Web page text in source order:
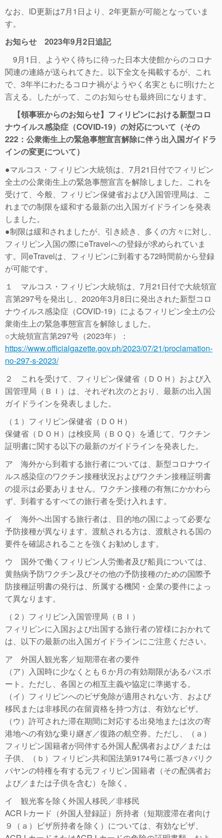
なお、ID更新は7月1日より、2年更新が可能となっていま
す。
お知らせ 2023年9月2日追記
9月1日、ようやく待ちに待った日本大使館からのコロナ
関連の連絡が送られてきた。以下全文を掲載するが、これ
で、3年半にわたるコロナ禍がようやく名実ともに明けたと
言える。したがって、このお知らせも最終回になります。
【領事班からのお知らせ】フィリピンにおける新型コロ
ナウイルス感染症（COVID-19）の対応について（その
222：公衆衛生上の緊急事態宣言解除に伴う出入国ガイドラ
インの変更について）
●マルコス・フィリピン大統領は、7月21日付でフィリピン
全土の公衆衛生上の緊急事態宣言を解除しました。これを
受けて、今般、フィリピン保健省および入国管理局は、こ
れまでの制限を緩和する最新の出入国ガイドラインを発表
しました。
●制限は緩和されましたが、引き続き、多くの方々に対し、
フィリピン入国の際にeTravelへの登録が求められていま
す。同eTravelは、フィリピンに到着する72時間前から登録
が可能です。
１ マルコス・フィリピン大統領は、7月21日付で大統領宣
言第297号を発出し、2020年3月8日に発出された新型コロ
ナウイルス感染症（COVID-19）によるフィリピン全土の公
衆衛生上の緊急事態宣言を解除しました。
○大統領宣言第297号（2023年）：
https://www.officialgazette.gov.ph/2023/07/21/proclamation-
no-297-s-2023/
２ これを受けて、フィリピン保健省（ＤＯＨ）および入
国管理局（ＢＩ）は、それぞれ次のとおり、最新の出入国
ガイドラインを発表しました。
（１）フィリピン保健省（ＤＯＨ）
保健省（ＤＯＨ）は検疫局（ＢＯＱ）を通じて、ワクチン
証明書に関する以下の最新のガイドラインを発表した。
ア 海外から到着する旅行者については、新型コロナウイ
ルス感染症のワクチン接種状況およびワクチン接種証明書
の提示は必要ありません。ワクチン接種の有無にかかわら
ず、到着するすべての旅行者を受け入れます。
イ 海外へ出国する旅行者は、目的地の国によって必要な
予防接種が異なります。渡航される方は、渡航される国の
要件を確認されることを強くお勧めします。
ウ 国外で働くフィリピン人労働者及び船員については、
黄熱病予防ワクチン及びその他の予防接種のための国際予
防接種証明書の発行は、所属する機関・企業の要件によっ
て異なります。
（２）フィリピン入国管理局（ＢＩ）
フィリピンに入国および出国する旅行者の皆様におかれて
は、以下の最新の出入国ガイドラインにご注意ください。
ア 外国人観光客／短期滞在者の要件
（ア）入国時に少なくとも６か月の有効期限があるパスポ
ート。ただし、各国との相互主義や協定に準拠する。
（イ）フィリピンへのビザ免除が適用されない方、および
移民または非移民の在留資格を持つ方は、有効なビザ。
（ウ）許可された滞在期間に対応する出発地または次の寄
港地への有効な乗り継ぎ／復路の航空券。ただし、（ａ）
フィリピン国籍者が同伴する外国人配偶者および／または
子供、（ｂ）フィリピン共和国法第9174号に基づきバリク
バヤンの特権を有する元フィリピン国籍者（その配偶者お
よび／または子供を含む）を除く。
イ 観光客を除く外国人移民／非移民
ACR I-カード（外国人登録証）所持者（短期渡滞在者向け
９（ａ）ビザ所持者を除く）については、有効なビザ、